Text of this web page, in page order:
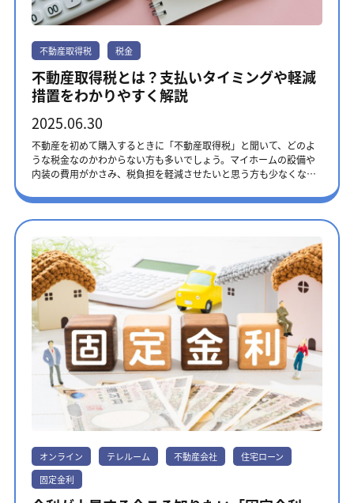
されている住まいです。 参考：住宅用地に対する固定資産税の課税
標準の特例 | 国土交通省 新築住宅にかかる税額の減額措置 新築住宅
にかかる税額の減額措置は、新しく建てられた住宅の固定資産税が
一定期間安くなる制度です。2025年7月現在、2026年3月31日まで
に新築された住宅が利用できます。 新築された一般の住宅であれ
ば、新たに固定資産税が課税されることになった年度から3年間、税
額が2分の1に減額されます。マンションといった3階建て以上の耐火
なります。なお、固定資産税が減額される限度は、1戸当たり120㎡
までです。 特例を利用するための住宅の床面積の要件は、50㎡以上
280㎡以下であることです。 参考：新築住宅に係る税額の減額措置 |
国土交通省 認定長期優良住宅に関する特例措置 長く快適に住めるよ
うに工夫された認定長期優良住宅を新築すると、固定資産税が減額
されます。認定長期優良住宅に関する特例措置は、2025年7月現
された認定長期優良住宅であれば、固定資産税が新たに課税される
ことになった年度から5年間、税額が2分の1に減額されます。一方で
3階建て以上の耐火構造・準耐火構造の住宅は、7年間にわたり税額
が2分の1になります。 長期優良住宅の認定を受ける必要があるた
め、建築前に申請手続きを行ってください。一戸建ては50㎡以上
280㎡以下、3階建て以上の耐火構造・準耐火構造の住宅は40㎡以上
280㎡以下の場合、特例を利用できます。 新築した年の翌年1月31日
までに不動産を管轄する税事務所に申告しましょう。 参考：認定長
期優良住宅に関する特例措置 | 国土交通省 リフォーム促進税制 リフ
ォーム促進税制は、2026年3月31日までに既存の住宅に対して特定
の改修工事を行ったときに、工事が完了した翌年の固定資産税が安
くなる制度です。特定の改修工事とは、耐震や長期優良住宅化、省
エネ、バリアフリーを目的とした工事を指します。 リフォームの内
容と減額される割合は、以下の通りです。 リフォーム内容固定資産
税の減額割合耐震改修翌年度分の固定資産税の2分の1長期優良住宅
産税の3分の1バリアフリー改修翌年度分の固定資産税の3分の1 な
お、耐震改修の場合は通行障害既存耐震不適格建築物をリフォーム
すると、2年度分の固定資産税が2分の1に減額されます。 通行障害
既存耐震不適格建築物とは、地震が発生したときに倒壊により避難
地の物件を選べる可能性が高まります。以下の記事では、中古マン
ションの魅力をご紹介しています。▶中古マンション購入で失敗し
ポイントまで徹底解説 節税効果が2倍に！賢く手元にお金を残す ペ
アローンでは、それぞれが住宅ローン減税の対象です。年末のロー
ン残高に応じて、二人分の所得税・住民税の還付を受けられるた
め、世帯全体で見ると節税効果がより大きくなります。 出典：国土
交通省「住宅ローン減税」 万が一への備えも二重で安心 それぞれが
団体信用生命保険（団信）に加入するため、万が一、パートナーに
不幸があった場合でも安心です。亡くなられた方の住宅ローンは保
険で完済されるため、遺された方が二人分の返済を背負うことはあ
りません。ご自身の返済はこれまでと変わらないため、安心して住
み続けられます。住宅ローンの「もしも」に備える団体信用生命保
覧ください。▶団体信用生命保険（団信）とは？住宅ローンの「も
しも」に備える仕組みや、契約前に確認したいポイントを解説 金利
期間固定金利」「妻は当初の返済負担を抑えるため変動金利」のよ
うに、お互いの価値観やキャリアプランに合わせて異なる金利タイ
プを選べるのも、ペアローンならではの強みです。市場の変動リス
クを世帯全体で分散させる返済計画を実現できます。二つの金利タ
イプ「固定金利」と「変動金利」はそれぞれメリットとデメリット
があります。ぜひこちらの記事を、金利タイプ選びにご活用くださ
い。▶住宅ローンで7割が選ぶ「変動金利」とは？ 選ぶ前に知るべ
き特徴とリスク対策▶金利が上昇する今こそ知りたい「固定金利」
とは？メリット・デメリットや賢い活用方法を解説！ 契約前に必ず
知っておきたいペアローンの4つのデメリット 契約後に「こんなは
ずでは…」と後悔しないために、デメリットも把握しておきましょ
め、契約書に貼る印紙代や登記費用、金融機関への手数料などの諸
費用が、単独ローンの約2倍かかります。 ライフイベントによる収
入減リスク ご出産や育児・転職・介護など、長い人生では収入が一
時的に減少する局面もあります。お二人で支え合うローンだからこ
そ、どちらか一方の負担が増えたときの備えが不可欠です。 離婚の
際、手続きが複雑に 万が一離婚する場合、共有名義の家や二人分の
金はご家族が受け取るのではなく、金融機関に支払われ、ローンの
返済に充てられます。生活費や教育費など、他の目的には使えませ
ん。 違い3：銀行が加入を求めるワケ ほとんどの民間金融機関で
は、団信への加入が住宅ローン利用の必須条件となっています。こ
れは、銀行が貸し付けたお金を回収できなくなるリスクを防ぐため
です。つまり団信は、借り手であるローン契約者だけでなく、貸し
手である銀行も守る仕組みです。 【選び方ガイド】団信の保障内容
ンや、健康への考え方に合わせて選択しましょう。 基本保障（死
亡・高度障害） 死亡・高度障害は、ほとんどの住宅ローンに付帯し
ている基本的な保障です。この保障の保険料は、あらかじめ住宅ロ
ーンの金利に含まれています。毎月の返済とは別に、保険料を追加
病気や事故など、原因を問わず死亡された場合所定の高度障害状
支払い条件上記の「死亡」または「所定の高度障害状態」に該当す
ると医師に診断された場合に、保険金が支払われます。 もっと手厚
く！特約オプション 基本保障に加えて、特定の病気や就業不能状態
に備えるのが「特約」です。住宅ローン金利に年0.1%〜0.3%程度上
乗せすることで加入できます。• がん保障特約初めて「がん（悪性新
生物）」と診断された場合に、ローン残高がゼロになる保障です。
上皮内がんや皮膚がんなど、一部対象外となる場合があるため、条
件の確認が必須です。• 三大疾病（がん・脳卒中・急性心筋梗塞）特
約がんに加え、脳卒中や急性心筋梗塞で所定の状態（例：手術を受
ける、60日以上後遺症が続くなど）になった場合に保障されます。
支払い条件が「診断されたら」か「所定の状態が続いたら」かで大
きく異なるため、注意が必要です。• 七大疾病特約や就業不能保障三
大疾病に、高血圧性疾患、糖尿病、肝硬変、慢性腎不全といった生
活習慣病を加えた保障や、病気やケガで長期間働けなくなった場合
も用意されています。 どこで借りる？金融機関サービス比較 金融機
関の種類団信サービスの特徴こんな方におすすめメガバンク保障の
バリエーションが豊富。基本的な保障から疾病保障まで一通りそろ
っている。安定感と信頼性を重視する方。ネット銀行金利上乗せな
不動産取得税 税金
不動産取得税とは？支払いタイミングや軽減
措置をわかりやすく解説
2025.06.30
不動産を初めて購入するときに「不動産取得税」と聞いて、どのよ
うな税金なのかわからない方も多いでしょう。マイホームの設備や
内装の費用がかさみ、税負担を軽減させたいと思う方も少なくない
ん。 この記事では、不動産取得税の概要や金額の計算方法をわかり
やすく解説します。税額を抑えられる軽減措置まで紹介するため、
ください。 ※本記事に記載されている内容は、2025年6月執筆時点
のものです。記事公開以降に、法改正される可能性もありますの
で、最新情報は不動産を管轄する都道府県や税事務所のホームペー
ジなどでご確認ください。 不動産取得税とは 不動産取得税は、土地
や建物の購入をしたときに、その不動産が所在する都道府県に一度
だけ納める税金です。たとえば、新しい家を建てるときや、中古の
マンションを購入するとき、親から土地を贈与されたときなどに課
税されます。不動産を取得したことに対してかかる税金であり、毎
年課税される固定資産税とは異なります。 不動産取得税を支払うタ
イミング 不動産を管轄する自治体によって異なりますが、不動産取
得税を支払うタイミングは、取得してから約6ヶ月後です。都道府県
が不動産の評価を行い、納税通知書を作成するまでに時間がかかる
ためです。 納税通知書は、不動産の所在地を管轄する都道府県の税
事務所から、郵送で送られてきます。都道府県によっても異なりま
すが、支払い期限は通知書が届いてから約1ヶ月後、あるいは送付さ
れたタイミングの月末に設定されています。 不動産取得税の支払い
方法 不動産取得税は、納税通知書に同封されている納付書を銀行や
郵便局、コンビニエンスストアに持参して、現金で支払います。 都
オンライン テレルーム 不動産会社
住宅ローン
固定金利